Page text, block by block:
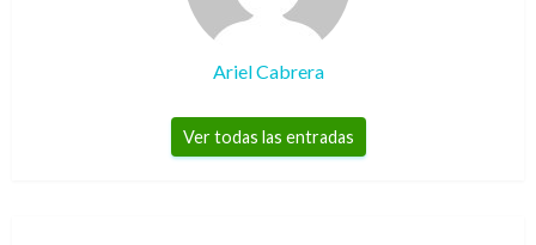
Ariel Cabrera
Ver todas las entradas